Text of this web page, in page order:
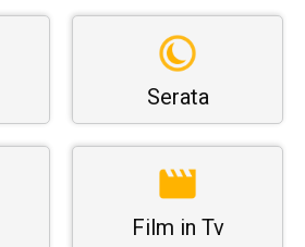
Serata
Film in Tv